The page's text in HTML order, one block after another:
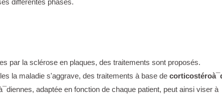
différentes phases.
par la sclérose en plaques, des traitements sont proposés.
la maladie s'aggrave, des traitements à base de
adaptée en fonction de chaque patient, peut ainsi viser à